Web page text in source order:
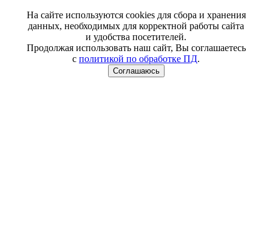
На сайте используются cookies для сбора и хранения
данных, необходимых для корректной работы сайта
и удобства посетителей.
Продолжая использовать наш сайт, Вы соглашаетесь
с политикой по обработке ПД.
Соглашаюсь